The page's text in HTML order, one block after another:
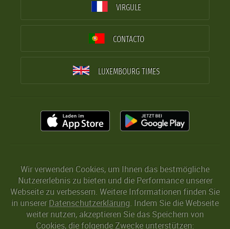
VIRGULE
CONTACTO
LUXEMBOURG TIMES
Wir verwenden Cookies, um Ihnen das bestmögliche
Nutzererlebnis zu bieten und die Performance unserer
Webseite zu verbessern. Weitere Informationen finden Sie
in unserer Datenschutzerklärung. Indem Sie die Webseite
weiter nutzen, akzeptieren Sie das Speichern von
Cookies, die folgende Zwecke unterstützen: